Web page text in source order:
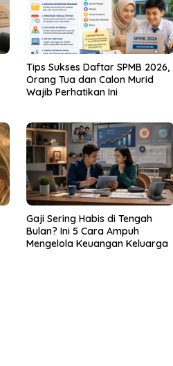
Tips Sukses Daftar SPMB 2026,
Orang Tua dan Calon Murid
Wajib Perhatikan Ini
Gaji Sering Habis di Tengah
Bulan? Ini 5 Cara Ampuh
Mengelola Keuangan Keluarga